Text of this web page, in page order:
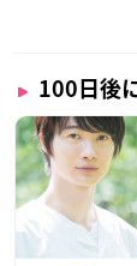
100日後